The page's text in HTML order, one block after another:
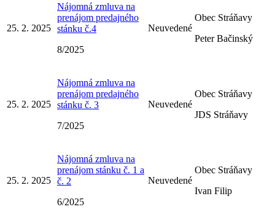
25. 2. 2025
Nájomná zmluva na
prenájom predajného
stánku č.4
8/2025
Neuvedené
Obec Stráňavy
Peter Bačinský
25. 2. 2025
Nájomná zmluva na
prenájom predajného
stánku č. 3
7/2025
Neuvedené
Obec Stráňavy
JDS Stráňavy
25. 2. 2025
Nájomná zmluva na
prenájom stánku č. 1 a
č. 2
6/2025
Neuvedené
Obec Stráňavy
Ivan Filip